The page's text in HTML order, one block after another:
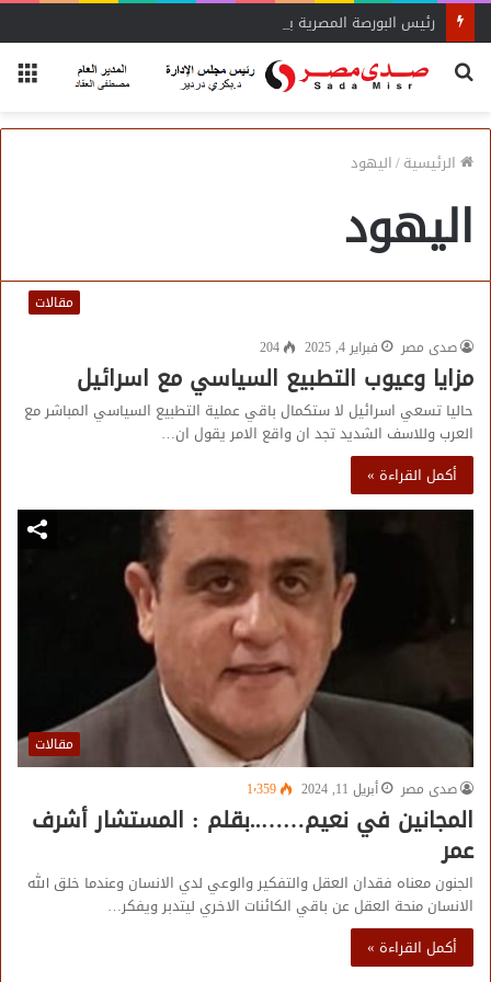
رئيس البورصة المصرية يلتقي رئيس جهاز التمثيل التجاري
بحث
الرئيسية/اليهود
اليهود
مقالات
صدى مصر
فبراير 4, 2025 204
مزايا وعيوب التطبيع السياسي مع اسرائيل
حاليا تسعي اسرائيل لا ستكمال باقي عملية التطبيع السياسي المباشر مع
العرب وللاسف الشديد تجد ان واقع الامر يقول ان…
أكمل القراءة »
مقالات
صدى مصر
أبريل 11, 2024 1٬359
المجانين في نعيم……..بقلم : المستشار أشرف
عمر
الجنون معناه فقدان العقل والتفكير والوعي لدي الانسان وعندما خلق الله
الانسان منحة العقل عن باقي الكائنات الاخري ليتدبر ويفكر…
أكمل القراءة »